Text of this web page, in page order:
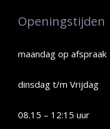
Openingstijden
maandag op afspraak
dinsdag t/m Vrijdag
08.15 – 12:15 uur